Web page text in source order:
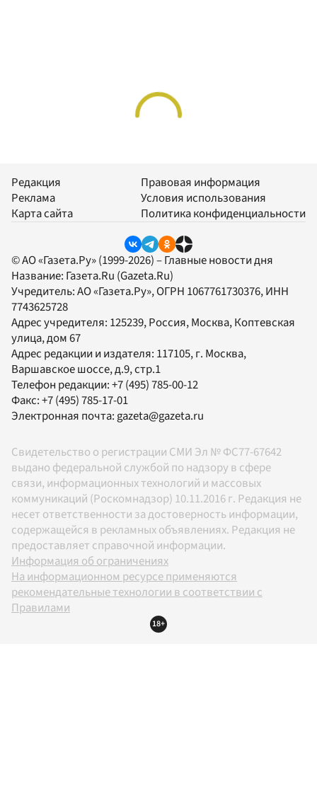
Редакция
Реклама
Карта сайта
Правовая информация
Условия использования
Политика конфиденциальности
© АО «Газета.Ру» (1999-2026) – Главные новости дня
Название: Газета.Ru (Gazeta.Ru)
Учредитель:АО «Газета.Ру», ОГРН 1067761730376, ИНН
7743625728
Адрес учредителя: 125239, Россия, Москва, Коптевская
улица, дом 67
Адрес редакции и издателя: 117105, г. Москва,
Варшавское шоссе, д.9, стр.1
Телефон редакции:+7 (495) 785-00-12
Факс:+7 (495) 785-17-01
Электронная почта:gazeta@gazeta.ru
Свидетельство о регистрации СМИ Эл № ФС77-67642
выдано федеральной службой по надзору в сфере
связи, информационных технологий и массовых
коммуникаций (Роскомнадзор) 10.11.2016 г. Редакция не
несет ответственности за достоверность информации,
содержащейся в рекламных объявлениях. Редакция не
предоставляет справочной информации.
Информация об ограничениях
На информационном ресурсе применяются
рекомендательные технологии в соответствии с
Правилами
18+